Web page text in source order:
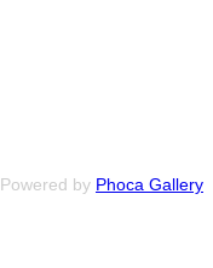
Powered by Phoca Gallery